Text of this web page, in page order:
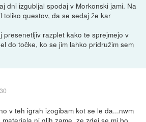
dni izgubljal spodaj v Morkonski jami. Na
toliko questov, da se sedaj že kar
presenetljiv razplet kako te sprejmejo v
do točke, ko se jim lahko pridružim sem
v teh igrah izogibam kot se le da...nwm